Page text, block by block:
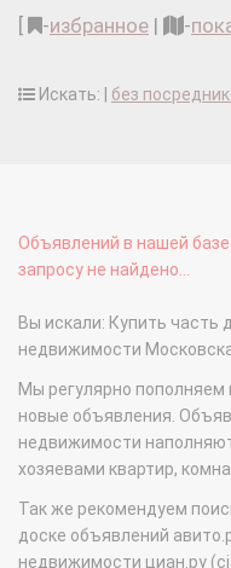
-избранное | -
Искать: | без
Объявлений в нашей
запросу не найдено...
Вы искали: Купить
недвижимости
Мы регулярно пополняем
новые объявления.
недвижимости
хозяевами квартир,
Так же рекомендуем
доске объявлений
недвижимости циан.ру